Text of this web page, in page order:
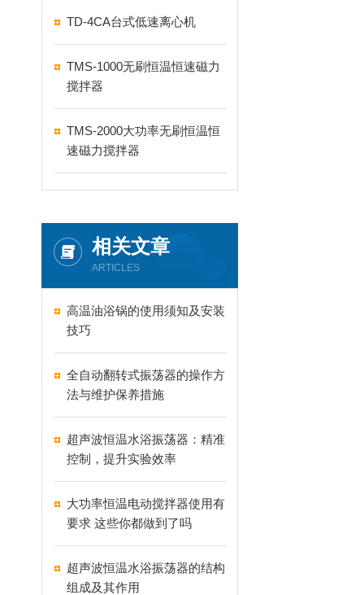
TD-4CA台式低速离心机
TMS-1000无刷恒温恒速磁力
搅拌器
TMS-2000大功率无刷恒温恒
速磁力搅拌器
相关文章
ARTICLES
高温油浴锅的使用须知及安装
技巧
全自动翻转式振荡器的操作方
法与维护保养措施
超声波恒温水浴振荡器：精准
控制，提升实验效率
大功率恒温电动搅拌器使用有
要求 这些你都做到了吗
超声波恒温水浴振荡器的结构
组成及其作用